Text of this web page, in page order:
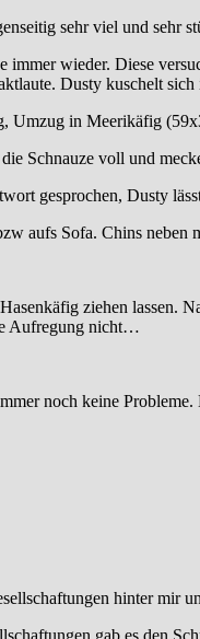
sehr viel und sehr
immer wieder. Diese
Dusty kuschelt
Umzug in Meerikäfig
Schnauze voll und
gesprochen, Dusty
aufs Sofa. Chins
ziehen lassen.
Aufregung nicht…
noch keine
hinter mir
gab es den